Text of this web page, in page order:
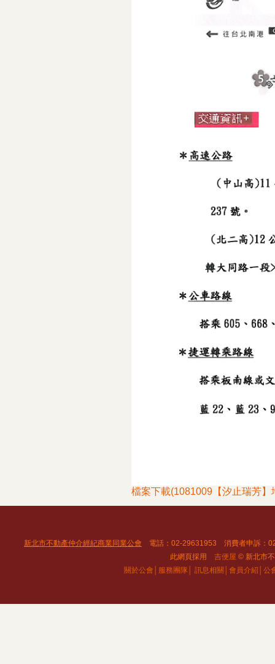
檔案下載(1081009【汐止瑞芳
新北市不動產仲介經紀商業同業公會 電話：02-29631953 消費者申訴：
此網頁採用 吉便屋 © 新北市
關於公會│ 服務團隊│ 訊息相關│ 會員介紹│ 公